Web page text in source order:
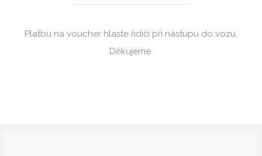
Platbu na voucher hlaste řidiči při nástupu do vozu.
Děkujeme.